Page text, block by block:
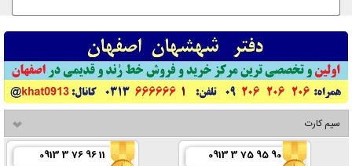
سیم کارت
0913 3 75 95 90
0913 3 76 96 11